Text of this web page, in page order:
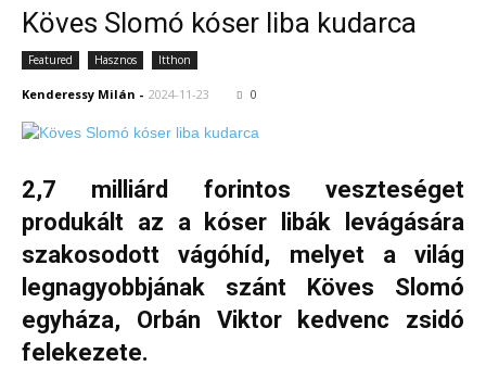
Köves Slomó kóser liba kudarca
Featured Hasznos Itthon
Kenderessy Milán - 2024-11-23 0
2,7 milliárd forintos veszteséget
produkált az a kóser libák levágására
szakosodott vágóhíd, melyet a világ
legnagyobbjának szánt Köves Slomó
egyháza, Orbán Viktor kedvenc zsidó
felekezete.